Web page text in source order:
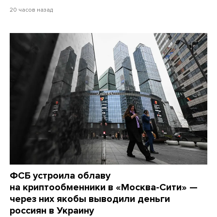
20 часов назад
ФСБ устроила облаву
на криптообменники в «Москва-Сити» —
через них якобы выводили деньги
россиян в Украину